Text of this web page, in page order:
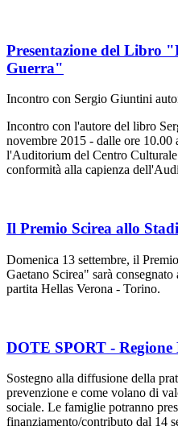
Presentazione del Libro
Guerra"
Incontro con Sergio Giuntini
Incontro con l'autore del libro
novembre 2015 - dalle ore 10.00
l'Auditorium del Centro
conformità alla capienza
Il Premio Scirea allo
Domenica 13 settembre, il
Gaetano Scirea" sarà
partita Hellas Verona - Torino.
DOTE SPORT -
Sostegno alla diffusione della
prevenzione e come volano di
sociale. Le famiglie potranno
finanziamento/contributo dal 14